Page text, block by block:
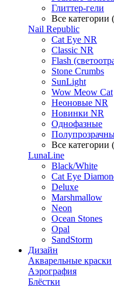
Глиттер-гели
Все категории
Nail Republic
Cat Eye NR
Classic NR
Flash
Stone Crumbs
SunLight
Wow Meow Cat
Неоновые NR
Новинки NR
Однофазные
Все категории
LunaLine
Black/White
Cat Eye
Deluxe
Marshmallow
Neon
Ocean Stones
Opal
SandStorm
Дизайн
Акварельные краски
Аэрография
Блёстки